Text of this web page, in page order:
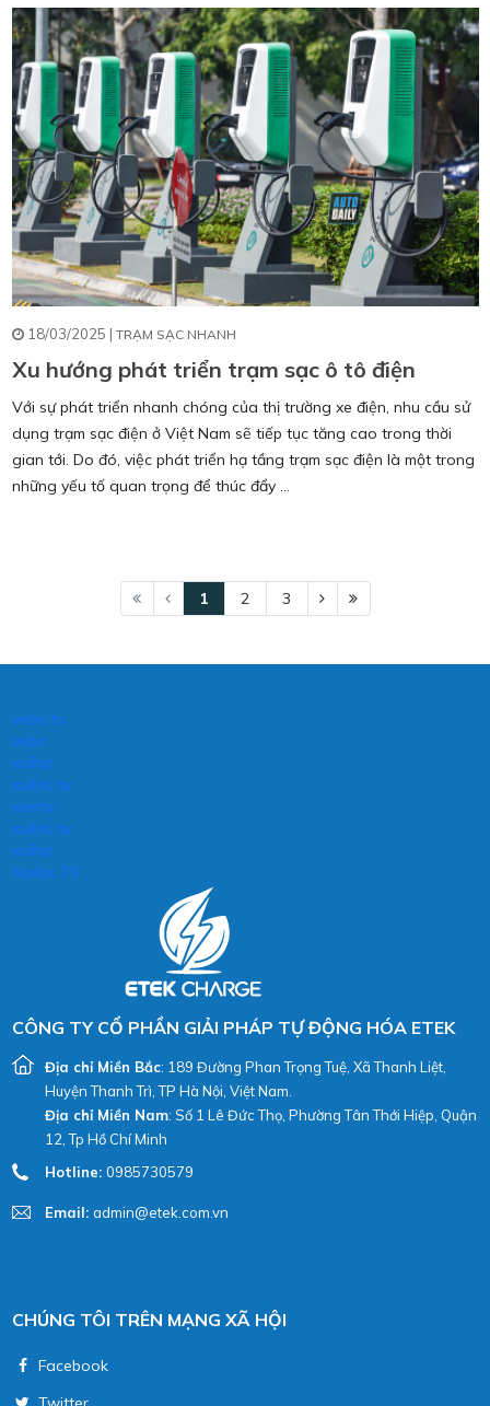
18/03/2025 | TRẠM SẠC NHANH
Xu hướng phát triển trạm sạc ô tô điện
Với sự phát triển nhanh chóng của thị trường xe điện, nhu cầu sử
dụng trạm sạc điện ở Việt Nam sẽ tiếp tục tăng cao trong thời
gian tới. Do đó, việc phát triển hạ tầng trạm sạc điện là một trong
những yếu tố quan trọng để thúc đẩy ...
1 2 3
vebo tv
vebo
xoilac
xoilac tv
xemtv
xoilac tv
xoilac
Xoilac TV
CÔNG TY CỔ PHẦN GIẢI PHÁP TỰ ĐỘNG HÓA ETEK
Địa chỉ Miền Bắc: 189 Đường Phan Trọng Tuệ, Xã Thanh Liệt,
Huyện Thanh Trì, TP Hà Nội, Việt Nam.
Địa chỉ Miền Nam: Số 1 Lê Đức Thọ, Phường Tân Thới Hiệp, Quận
12, Tp Hồ Chí Minh
Hotline: 0985730579
Email: admin@etek.com.vn
CHÚNG TÔI TRÊN MẠNG XÃ HỘI
Facebook